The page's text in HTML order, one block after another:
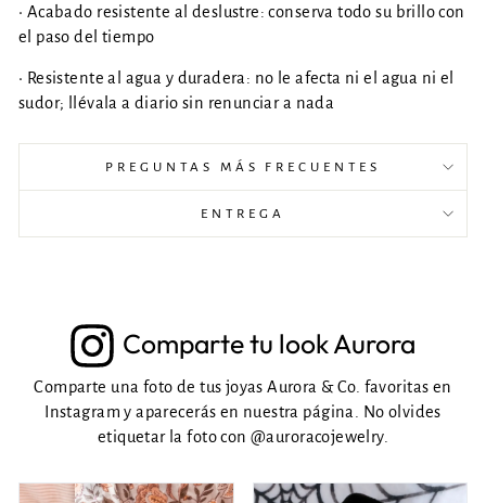
• Acabado resistente al deslustre: conserva todo su brillo con
el paso del tiempo
• Resistente al agua y duradera: no le afecta ni el agua ni el
sudor; llévala a diario sin renunciar a nada
PREGUNTAS MÁS FRECUENTES
ENTREGA
Comparte tu look Aurora
Comparte una foto de tus joyas Aurora & Co. favoritas en
Instagram y aparecerás en nuestra página. No olvides
etiquetar la foto con@auroracojewelry.